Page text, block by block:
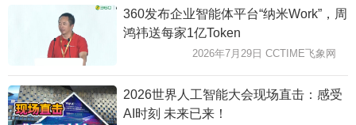
360发布企业智能体平台“纳米Work”，周
鸿祎送每家1亿Token
2026年7月29日 CCTIME飞象网
2026世界人工智能大会现场直击：感受
AI时刻 未来已来！